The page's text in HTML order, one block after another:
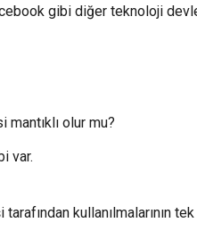
gibi diğer teknoloji
olur mu?
var.
kullanılmalarının